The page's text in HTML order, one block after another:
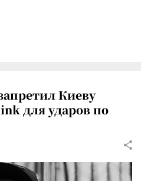
Киеву
для ударов по